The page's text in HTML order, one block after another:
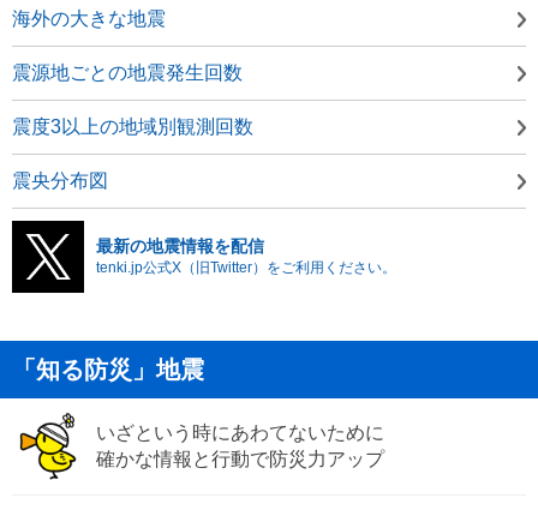
海外の大きな地震
震源地ごとの地震発生回数
震度3以上の地域別観測回数
震央分布図
最新の地震情報を配信
tenki.jp公式X（旧Twitter）をご利用ください。
「知る防災」地震
いざという時にあわてないために
確かな情報と行動で防災力アップ